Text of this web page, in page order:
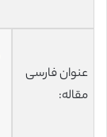
عنوان فارسی
مقاله: